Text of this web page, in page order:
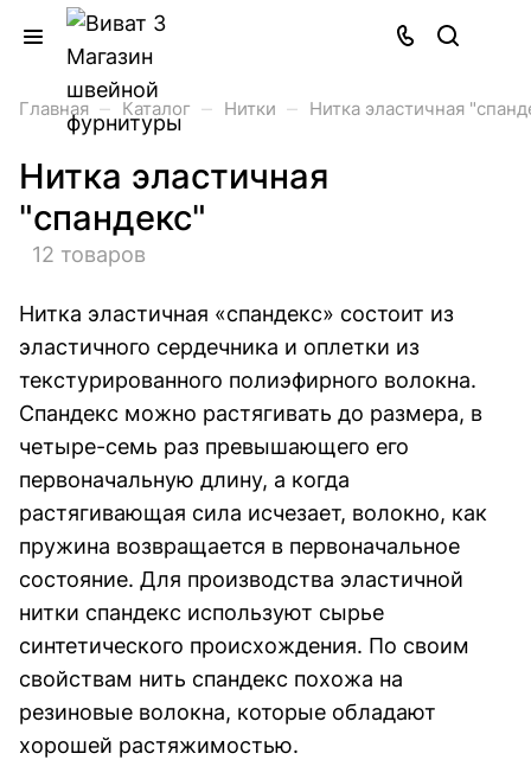
Главная – Каталог – Нитки – Нитка эластичная
Нитка эластичная
"спандекс"
12 товаров
Нитка эластичная «спандекс» состоит из
эластичного сердечника и оплетки из
текстурированного полиэфирного волокна.
Спандекс можно растягивать до размера, в
четыре-семь раз превышающего его
первоначальную длину, а когда
растягивающая сила исчезает, волокно, как
пружина возвращается в первоначальное
состояние. Для производства эластичной
нитки спандекс используют сырье
синтетического происхождения. По своим
свойствам нить спандекс похожа на
резиновые волокна, которые обладают
хорошей растяжимостью.